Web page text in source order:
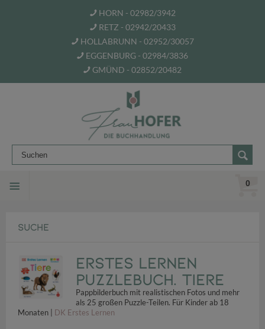
HORN - 02982/3942
RETZ - 02942/20433
HOLLABRUNN - 02952/30057
EGGENBURG - 02984/3836
GMÜND - 02852/20482
0
SUCHE
Erstes Lernen
Puzzlebuch. Tiere
Pappbilderbuch mit realistischen Fotos und mehr
als 25 großen Puzzle-Teilen. Für Kinder ab 18
Monaten | DK Erstes Lernen